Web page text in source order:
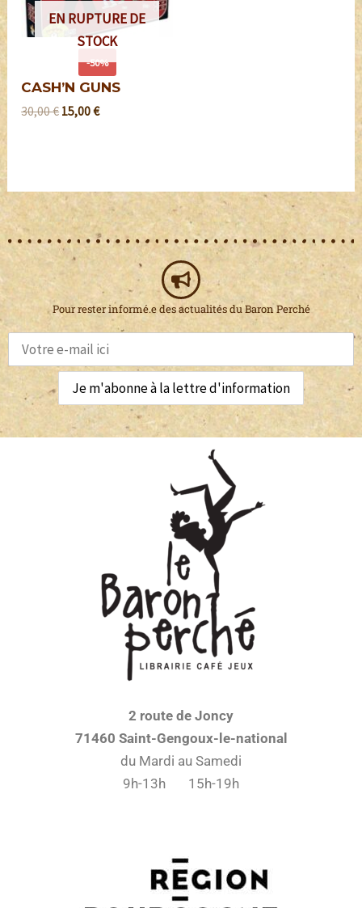
-50%
EN RUPTURE DE
STOCK
CASH’N GUNS
30,00€ 15,00€
Pour rester informé.e des actualités du Baron Perché
2 route de Joncy
71460 Saint-Gengoux-le-national
du Mardi au Samedi
9h-13h 15h-19h